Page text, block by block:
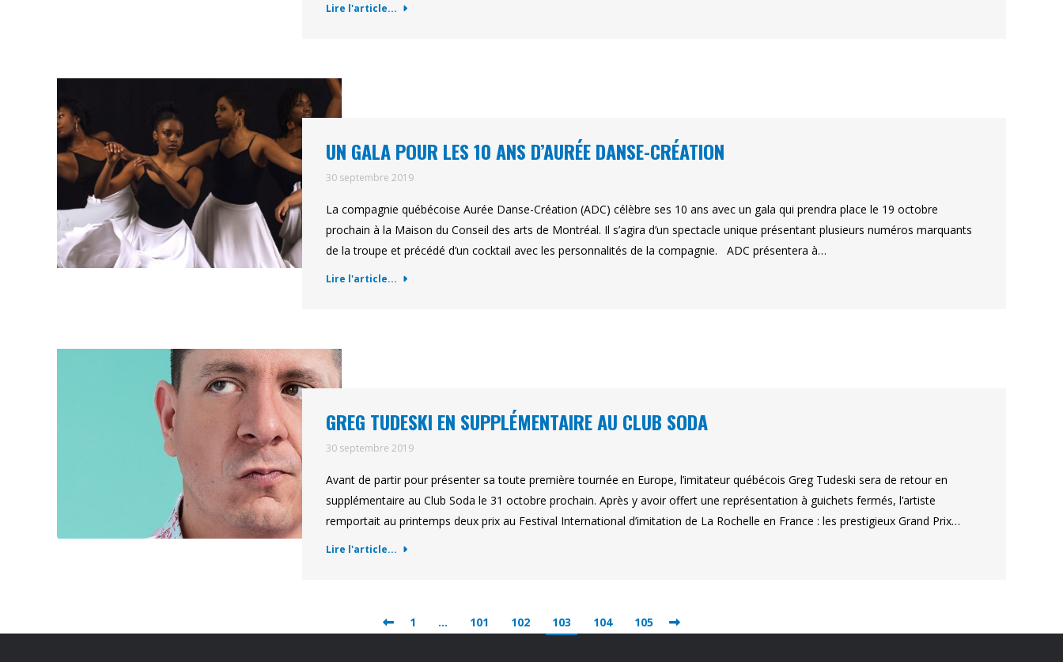
Lire l'article...
UN GALA POUR LES 10 ANS D’AURÉE DANSE-CRÉATION
30 septembre 2019
La compagnie québécoise Aurée Danse-Création (ADC) célèbre ses 10 ans avec un gala qui prendra place le 19 octobre
prochain à la Maison du Conseil des arts de Montréal. Il s’agira d’un spectacle unique présentant plusieurs numéros marquants
de la troupe et précédé d’un cocktail avec les personnalités de la compagnie. ADC présentera à…
Lire l'article...
GREG TUDESKI EN SUPPLÉMENTAIRE AU CLUB SODA
30 septembre 2019
Avant de partir pour présenter sa toute première tournée en Europe, l’imitateur québécois Greg Tudeski sera de retour en
supplémentaire au Club Soda le 31 octobre prochain. Après y avoir offert une représentation à guichets fermés, l’artiste
remportait au printemps deux prix au Festival International d’imitation de La Rochelle en France : les prestigieux Grand Prix…
Lire l'article...
1 … 101 102 103 104 105